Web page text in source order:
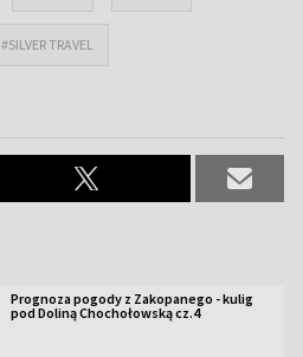
#SILVER TRAVEL
Prognoza pogody z Zakopanego - kulig
pod Doliną Chochołowską cz.4